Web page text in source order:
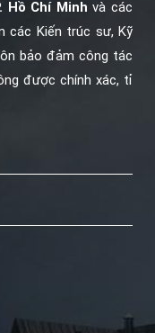
Chí Minh và các
các Kiến trúc sư, Kỹ
bảo đảm công tác
được chính xác, tỉ